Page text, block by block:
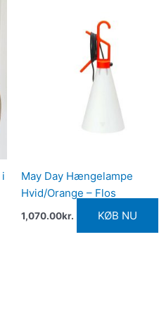
May Day Hængelampe
Hvid/Orange – Flos
1,070.00kr. KØB NU